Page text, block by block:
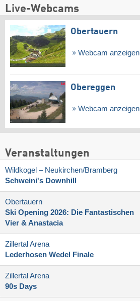
Live-Webcams
Obertauern
Webcam anzeigen
Obereggen
Webcam anzeigen
Veranstaltungen
Wildkogel – Neukirchen/​Bramberg
Schweini's Downhill
Obertauern
Ski Opening 2026: Die Fantastischen
Vier & Anastacia
Zillertal Arena
Lederhosen Wedel Finale
Zillertal Arena
90s Days